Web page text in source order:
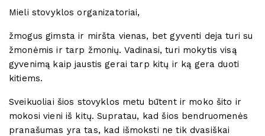
Mieli stovyklos organizatoriai,
žmogus gimsta ir miršta vienas, bet gyventi deja turi su
žmonėmis ir tarp žmonių. Vadinasi, turi mokytis visą
gyvenimą kaip jaustis gerai tarp kitų ir ką gera duoti
kitiems.
Sveikuoliai šios stovyklos metu būtent ir moko šito ir
mokosi vieni iš kitų. Supratau, kad šios bendruomenės
pranašumas yra tas, kad išmoksti ne tik dvasiškai